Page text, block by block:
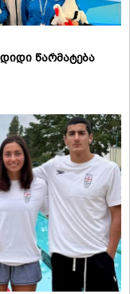
წარმატება